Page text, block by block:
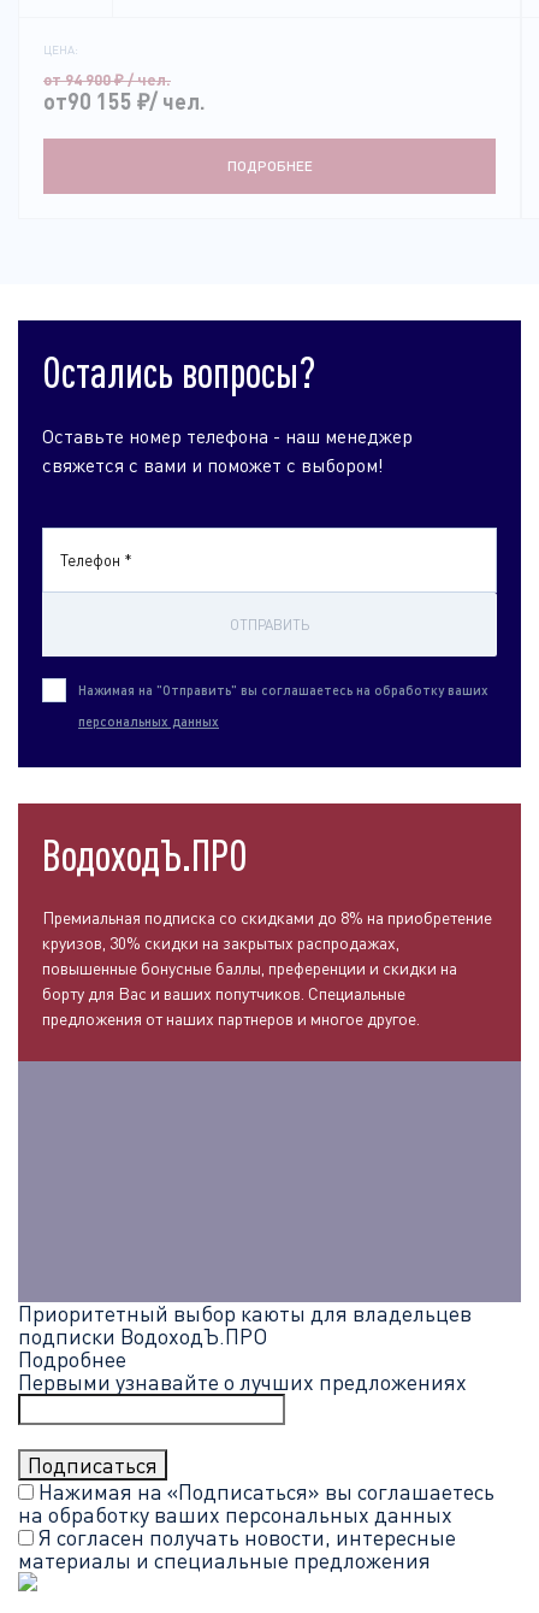
ЦЕНА:
от 94 900₽/ чел.
от90 155 ₽/ чел.
ПОДРОБНЕЕ
Остались вопросы?
Оставьте номер телефона - наш менеджер
свяжется с вами и поможет с выбором!
Телефон *
ОТПРАВИТЬ
Нажимая на "Отправить" вы соглашаетесь на обработку ваших
персональных данных
ВодоходЪ.ПРО
Премиальная подписка со скидками до 8% на приобретение
круизов, 30% скидки на закрытых распродажах,
повышенные бонусные баллы, преференции и скидки на
борту для Вас и ваших попутчиков. Специальные
предложения от наших партнеров и многое другое.
Приоритетный выбор каюты для владельцев
подписки ВодоходЪ.ПРО
Подробнее
Первыми узнавайте о лучших предложениях
Нажимая на «Подписаться» вы соглашаетесь
на обработку ваших персональных данных
Я согласен получать новости, интересные
материалы и специальные предложения